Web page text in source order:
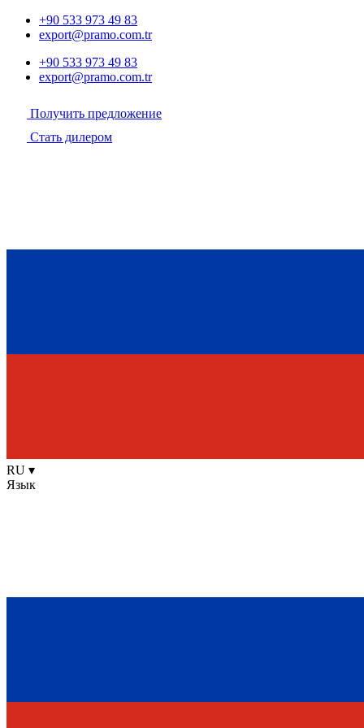
+90 533 973 49 83
export@pramo.com.tr
+90 533 973 49 83
export@pramo.com.tr
Получить предложение
Стать дилером
RU ▾
Язык